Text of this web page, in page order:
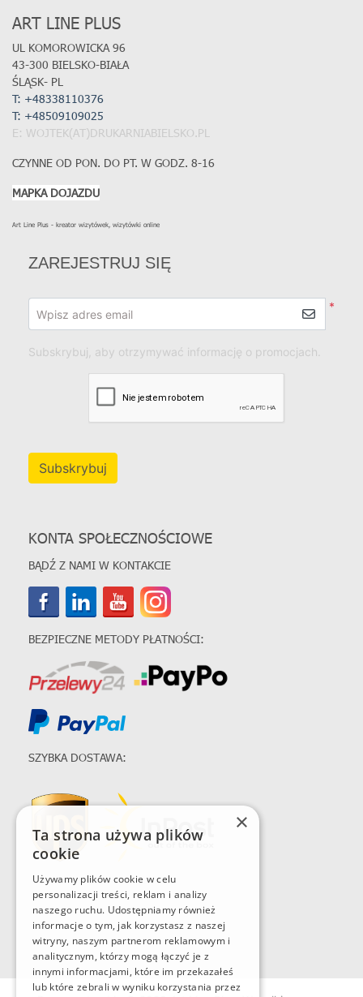
ART LINE PLUS
UL KOMOROWICKA 96
43-300 BIELSKO-BIAŁA
ŚLĄSK- PL
T: +48338110376
T: +48509109025
E: WOJTEK(AT)DRUKARNIABIELSKO.PL
CZYNNE OD PON. DO PT. W GODZ. 8-16
MAPKA DOJAZDU
Art Line Plus - kreator wizytówek, wizytówki online
ZAREJESTRUJ SIĘ
*
Wpisz adres email
Subskrybuj, aby otrzymywać informację o promocjach.
Subskrybuj
KONTA SPOŁECZNOŚCIOWE
BĄDŹ Z NAMI W KONTAKCIE
BEZPIECZNE METODY PŁATNOŚCI:
SZYBKA DOSTAWA:
×
Ta strona używa plików
cookie
Używamy plików cookie w celu
personalizacji treści, reklam i analizy
naszego ruchu. Udostępniamy również
informacje o tym, jak korzystasz z naszej
witryny, naszym partnerom reklamowym i
analitycznym, którzy mogą łączyć je z
innymi informacjami, które im przekazałeś
lub które zebrali w wyniku korzystania przez